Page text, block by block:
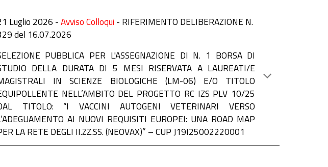
Luglio 2026 -Avviso Colloqui - RIFERIMENTO DELIBERAZIONE N.
29del 16.07.2026
ELEZIONE PUBBLICA PER L'ASSEGNAZIONE DI N. 1 BORSA DI
DELLA DURATA DI 5 MESI RISERVATA A LAUREATI/E
IN SCIENZE BIOLOGICHE (LM-06) E/O TITOLO
NELL’AMBITO DEL PROGETTO RC IZS PLV 10/25
TITOLO: “I VACCINI AUTOGENI VETERINARI VERSO
AI NUOVI REQUISITI EUROPEI: UNA ROAD MAP
LA RETE DEGLI II.ZZ.SS. (NEOVAX)” – CUP J19I25002220001